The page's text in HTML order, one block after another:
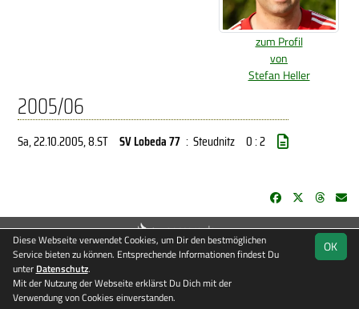
zum Profil
von
Stefan Heller
2005/06
Sa, 22.10.2005, 8.ST SV Lobeda 77 : Steudnitz 0 : 2
soccero.de
© 2006 - 2026
Besucherstatistik
OK
Diese Webseite verwendet Cookies, um Dir den bestmöglichen
Service bieten zu können. Entsprechende Informationen findest Du
unter Datenschutz.
Mit der Nutzung der Webseite erklärst Du Dich mit der
Verwendung von Cookies einverstanden.